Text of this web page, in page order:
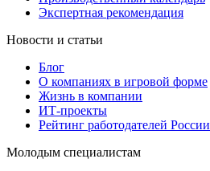
Экспертная рекомендация
Новости и статьи
Блог
О компаниях в игровой форме
Жизнь в компании
ИТ-проекты
Рейтинг работодателей России
Молодым специалистам